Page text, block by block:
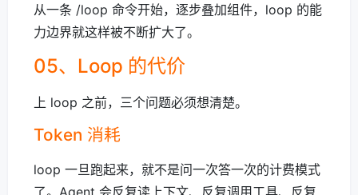
从一条 /loop 命令开始，逐步叠加组件，loop 的能
力边界就这样被不断扩大了。
05、Loop 的代价
上 loop 之前，三个问题必须想清楚。
Token 消耗
loop 一旦跑起来，就不是问一次答一次的计费模式
了。Agent 会反复读上下文、反复调用工具、反复